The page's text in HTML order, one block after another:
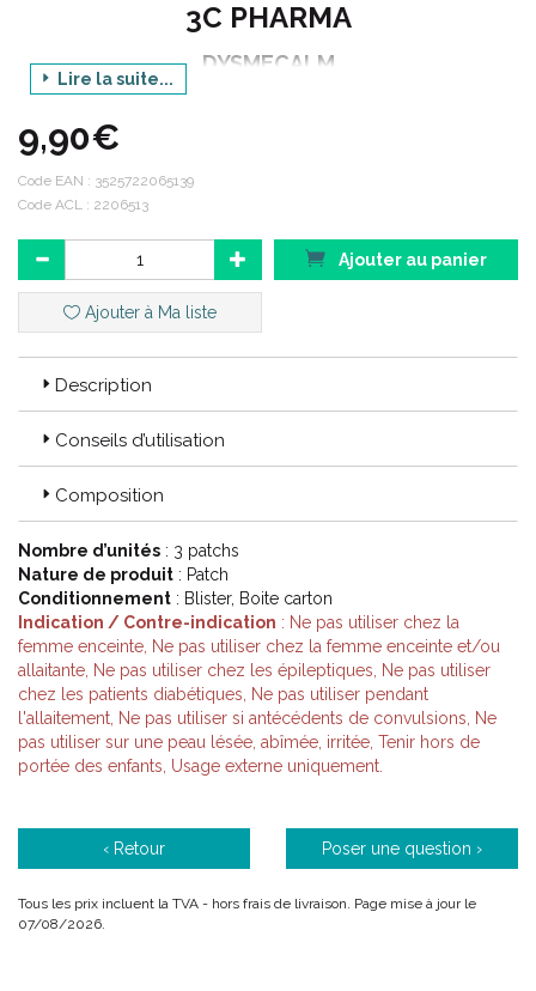
3C PHARMA
DYSMECALM
Code EAN : 3525722065139
Code ACL : 2206513
Lire la suite...
9,90€
Code EAN : 3525722065139
Code ACL : 2206513
Ajouter au panier
Ajouter à Ma liste
Description
Conseils d’utilisation
Composition
Nombre d’unités : 3 patchs
Nature de produit : Patch
Conditionnement : Blister, Boite carton
Indication / Contre-indication : Ne pas utiliser chez la
femme enceinte, Ne pas utiliser chez la femme enceinte et/ou
allaitante, Ne pas utiliser chez les épileptiques, Ne pas utiliser
chez les patients diabétiques, Ne pas utiliser pendant
l'allaitement, Ne pas utiliser si antécédents de convulsions, Ne
pas utiliser sur une peau lésée, abîmée, irritée, Tenir hors de
portée des enfants, Usage externe uniquement.
‹ Retour Poser une question ›
Tous les prix incluent la TVA - hors frais de livraison. Page mise à jour le
07/08/2026.